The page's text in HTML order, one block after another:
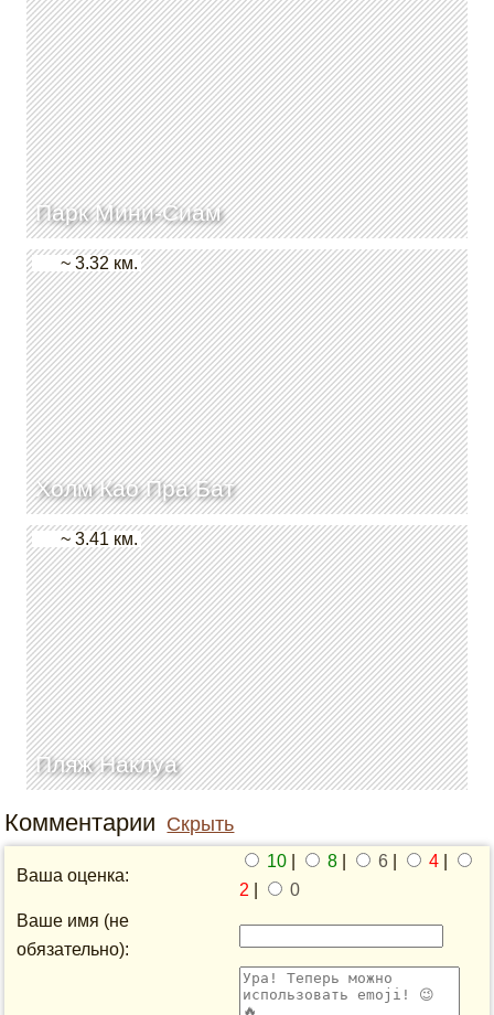
Парк Мини-Сиам
Холм Као Пра Бат
~ 3.32 км.
Пляж Наклуа
~ 3.41 км.
Комментарии Скрыть
Ваша оценка:
10 8 6 4
2
0
Ваше имя (не
обязательно):